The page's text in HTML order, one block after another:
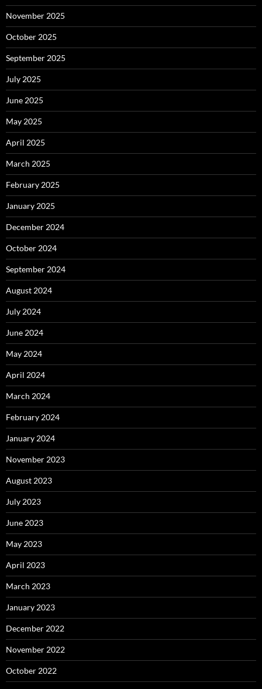
November 2025
October 2025
September 2025
July 2025
June 2025
May 2025
April 2025
March 2025
February 2025
January 2025
December 2024
October 2024
September 2024
August 2024
July 2024
June 2024
May 2024
April 2024
March 2024
February 2024
January 2024
November 2023
August 2023
July 2023
June 2023
May 2023
April 2023
March 2023
January 2023
December 2022
November 2022
October 2022